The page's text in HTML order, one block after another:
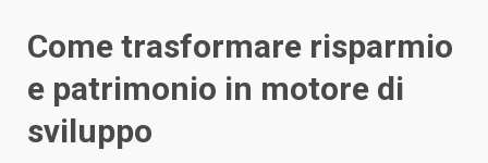
Come trasformare risparmio
e patrimonio in motore di
sviluppo